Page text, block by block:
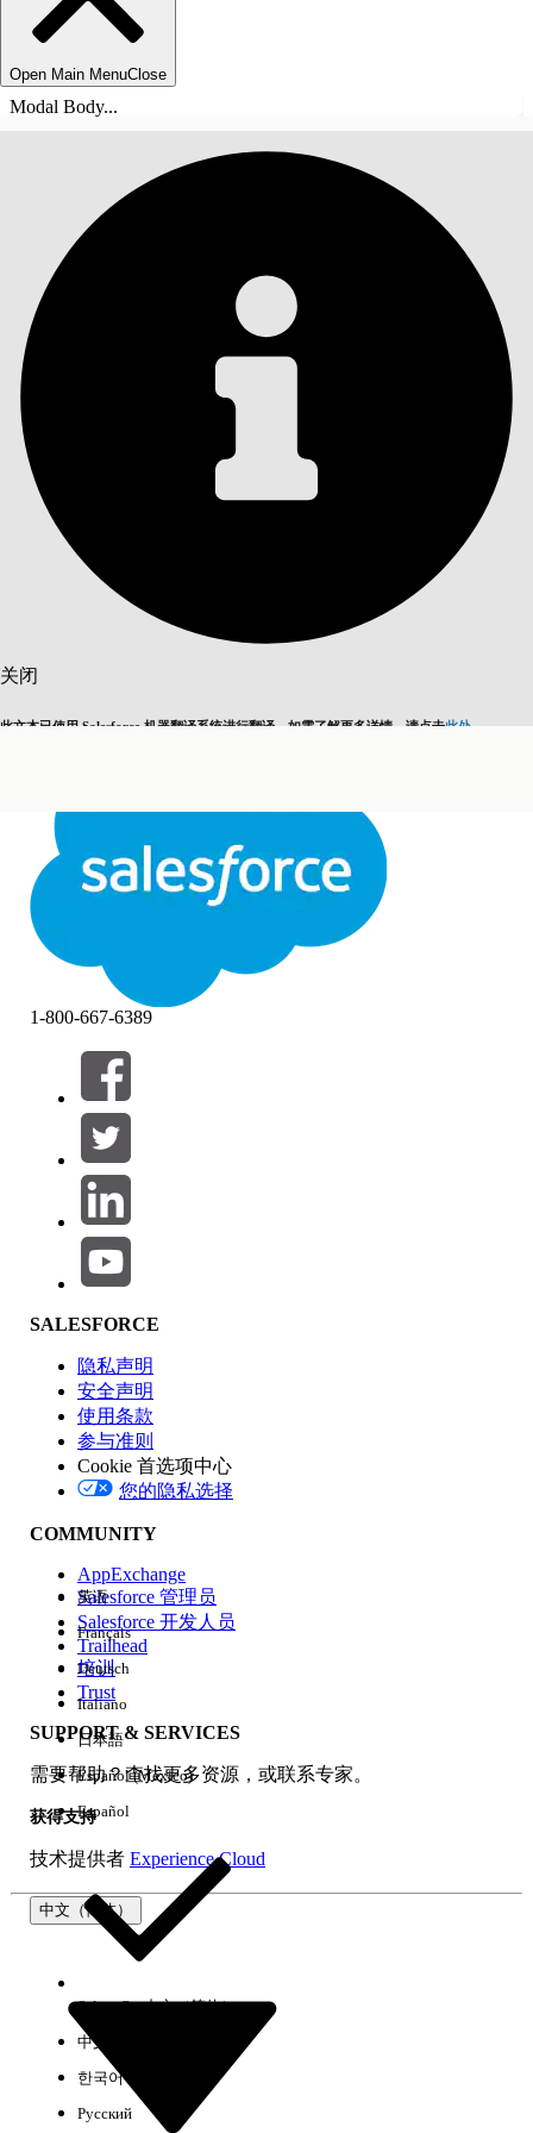
Open Main MenuClose
Modal Body...
关闭
此文本已使用 Salesforce 机器翻译系统进行翻译。如需了解更多详情，请点击此处
关闭关闭
目录
筛选器 (0)
选择筛选器
产品区域
功能影响
版本
体验
1-800-667-6389
SALESFORCE
隐私声明
安全声明
使用条款
参与准则
Cookie 首选项中心
您的隐私选择
COMMUNITY
AppExchange
Salesforce 管理员
Salesforce 开发人员
Trailhead
培训
Trust
SUPPORT & SERVICES
需要帮助？查找更多资源，或联系专家。
获得支持
技术提供者 Experience Cloud
中文（简体）
英语
Français
Deutsch
Italiano
日本語
Español (México)
Español
Select Org中文（简体）
中文（繁体）
한국어
Русский